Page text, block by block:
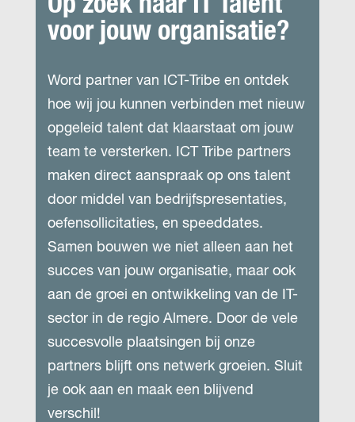
voor jouw organisatie?
Word partner van ICT-Tribe en ontdek
hoe wij jou kunnen verbinden met nieuw
opgeleid talent dat klaarstaat om jouw
team te versterken. ICT Tribe partners
maken direct aanspraak op ons talent
door middel van bedrijfspresentaties,
oefensollicitaties, en speeddates.
Samen bouwen we niet alleen aan het
succes van jouw organisatie, maar ook
aan de groei en ontwikkeling van de IT-
sector in de regio Almere. Door de vele
succesvolle plaatsingen bij onze
partners blijft ons netwerk groeien. Sluit
je ook aan en maak een blijvend
verschil!